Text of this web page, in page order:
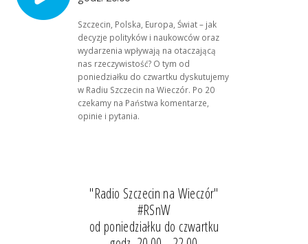
Szczecin, Polska, Europa, Świat – jak
decyzje polityków i naukowców oraz
wydarzenia wpływają na otaczającą
nas rzeczywistość? O tym od
poniedziałku do czwartku dyskutujemy
w Radiu Szczecin na Wieczór. Po 20
czekamy na Państwa komentarze,
opinie i pytania.
"Radio Szczecin na Wieczór"
#RSnW
od poniedziałku do czwartku